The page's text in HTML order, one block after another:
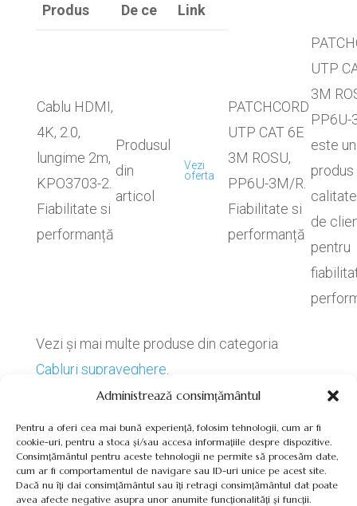
Administrează consimțământul
Pentru a oferi cea mai bună experiență, folosim tehnologii, cum ar fi
cookie-uri, pentru a stoca și/sau accesa informațiile despre dispozitive.
Consimțământul pentru aceste tehnologii ne permite să procesăm date,
cum ar fi comportamentul de navigare sau ID-uri unice pe acest site.
Dacă nu îți dai consimțământul sau îți retragi consimțământul dat poate
avea afecte negative asupra unor anumite funcționalități și funcții.
Produs De ce Link
Cablu HDMI,
4K, 2.0,
lungime 2m,
KPO3703-2.
Fiabilitate si
performanță
Produsul
din
articol
Vezi
oferta
PATCHCORD
UTP CAT 6E
3M ROSU,
PP6U-3M/R.
Fiabilitate si
performanță
UTP
3M
PP6U-
este un
produs
de
pentru
Vezi și mai multe produse din categoria
Cabluri supraveghere
Termeni, Condiții & Protecția Datelor (GDPR)